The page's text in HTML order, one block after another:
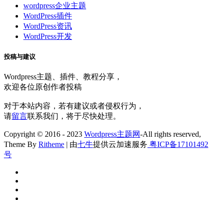
wordpress企业主题
WordPress插件
WordPress资讯
WordPress开发
投稿与建议
Wordpress主题、插件、教程分享，
欢迎各位原创作者投稿
对于本站内容，若有建议或者侵权行为，
请留言联系我们，将于尽快处理。
Copyright © 2016 - 2023 Wordpress主题网-All rights reserved,
Theme By Ritheme | 由七牛提供云加速服务 粤ICP备17101492
号